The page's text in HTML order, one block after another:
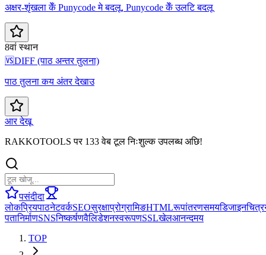
अक्षर-शृंखला केँ Punycode मे बदलू, Punycode केँ उलटि बदलू
8वां स्थान
🆚DIFF (पाठ अन्तर तुलना)
पाठ तुलना कय अंतर देखाउ
आर देखू
RAKKOTOOLS पर 133 वेब टूल निःशुल्क उपलब्ध अछि!
पसंदीदा
लोकप्रियपाठनेटवर्कSEOसुरक्षाप्रोग्रामिङHTMLरूपांतरणसमयडिजाइनचित्र
पतानिर्माणSNSनिष्कर्षणवैलिडेशनस्वरूपणSSLखेलआनन्दमय
TOP